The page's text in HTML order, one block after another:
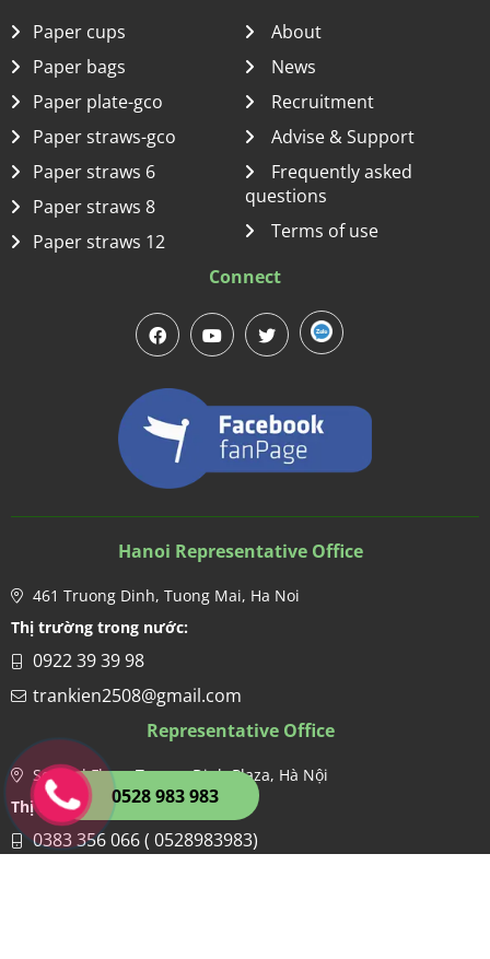
Paper cups
Paper bags
Paper plate-gco
Paper straws-gco
Paper straws 6
Paper straws 8
Paper straws 12
About
News
Recruitment
Advise & Support
Frequently asked
questions
Terms of use
Connect
Hanoi Representative Office
461 Truong Dinh, Tuong Mai, Ha Noi
Thị trường trong nước:
0922 39 39 98
trankien2508@gmail.com
Representative Office
Second Floor, Truong Dinh Plaza, Hà Nội
Thị trường nước ngoài:
0383 356 066 ( 0528983983)
0528 983 983